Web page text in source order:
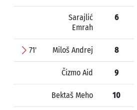
Sarajlić
Emrah
6
71' Miloš Andrej 8
Čizmo Aid 9
Bektaš Meho 10